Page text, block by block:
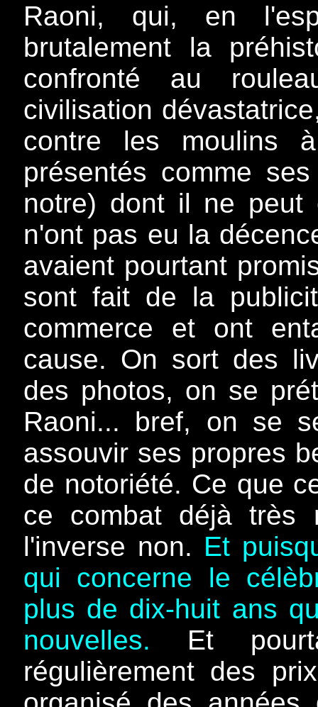
Raoni, qui, en
brutalement la
confronté au
civilisation
contre les moulins
présentés comme
notre) dont il ne peut
n'ont pas eu la
avaient pourtant
sont fait de la
commerce et ont
cause. On sort des
des photos, on se
Raoni... bref, on se
assouvir ses propres
de notoriété. Ce que
ce combat déjà très
l'inverse non. Et
qui concerne le
plus de dix-huit ans
nouvelles. Et
régulièrement des